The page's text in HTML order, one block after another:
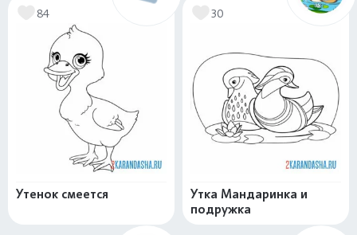
84
Утенок смеется
30
Утка Мандаринка и
подружка